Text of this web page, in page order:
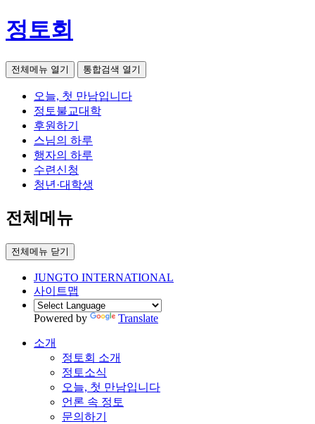
정토회
전체메뉴 열기 통합검색 열기
오늘, 첫 만남입니다
정토불교대학
후원하기
스님의 하루
행자의 하루
수련신청
청년·대학생
전체메뉴
전체메뉴 닫기
JUNGTO INTERNATIONAL
사이트맵
Powered by Translate
소개
정토회 소개
정토소식
오늘, 첫 만남입니다
언론 속 정토
문의하기